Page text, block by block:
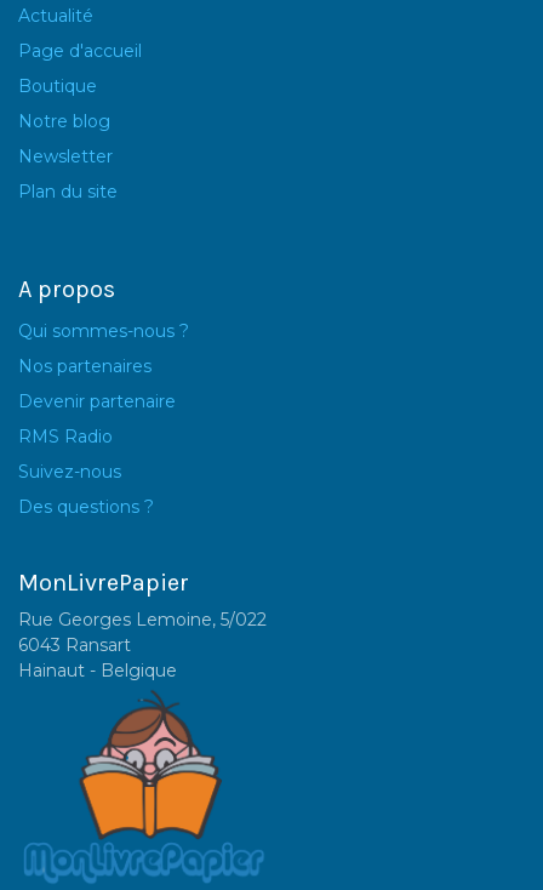
Actualité
Page d'accueil
Boutique
Notre blog
Newsletter
Plan du site
A propos
Qui sommes-nous ?
Nos partenaires
Devenir partenaire
RMS Radio
Suivez-nous
Des questions ?
MonLivrePapier
Rue Georges Lemoine, 5/022
6043 Ransart
Hainaut - Belgique